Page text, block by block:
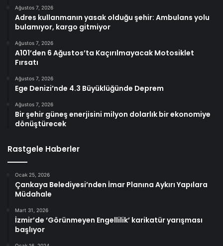
Ağustos 7, 2026
Adres kullanmanın yasak olduğu şehir: Ambulans yolu
bulamıyor, kargo gitmiyor
Ağustos 7, 2026
A101’den 6 Ağustos’ta Kaçırılmayacak Motosiklet
Fırsatı
Ağustos 7, 2026
Ege Denizi’nde 4.3 Büyüklüğünde Deprem
Ağustos 7, 2026
Bir şehir güneş enerjisini milyon dolarlık bir ekonomiye
dönüştürecek
Rastgele Haberler
Ocak 25, 2026
Çankaya Belediyesi’nden İmar Planına Aykırı Yapılara
Müdahale
Mart 31, 2026
İzmir’de ‘Görünmeyen Engellilik’ karikatür yarışması
başlıyor